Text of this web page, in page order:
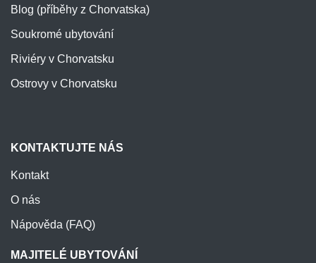
Blog (příběhy z Chorvatska)
Soukromé ubytování
Riviéry v Chorvatsku
Ostrovy v Chorvatsku
KONTAKTUJTE NÁS
Kontakt
O nás
Nápověda (FAQ)
MAJITELÉ UBYTOVÁNÍ